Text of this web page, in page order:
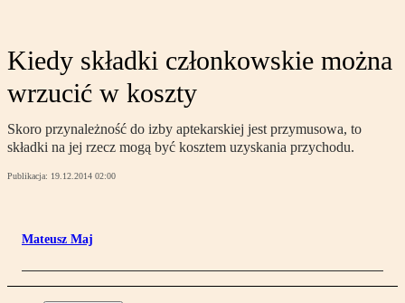
Kiedy składki członkowskie można
wrzucić w koszty
Skoro przynależność do izby aptekarskiej jest przymusowa, to
składki na jej rzecz mogą być kosztem uzyskania przychodu.
Publikacja: 19.12.2014 02:00
Mateusz Maj